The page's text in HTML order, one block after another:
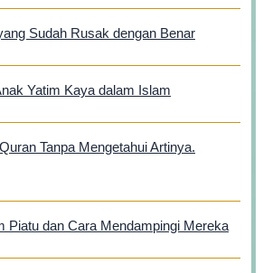
Sudah Rusak dengan Benar
Yatim Kaya dalam Islam
Tanpa Mengetahui Artinya.
Piatu dan Cara Mendampingi Mereka